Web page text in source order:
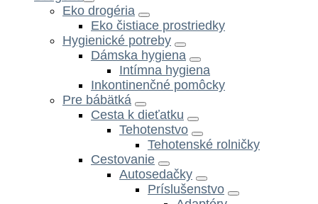
Eko drogéria
Eko čistiace prostriedky
Hygienické potreby
Dámska hygiena
Intímna hygiena
Inkontinenčné pomôcky
Pre bábätká
Cesta k dieťatku
Tehotenstvo
Tehotenské rolničky
Cestovanie
Autosedačky
Príslušenstvo